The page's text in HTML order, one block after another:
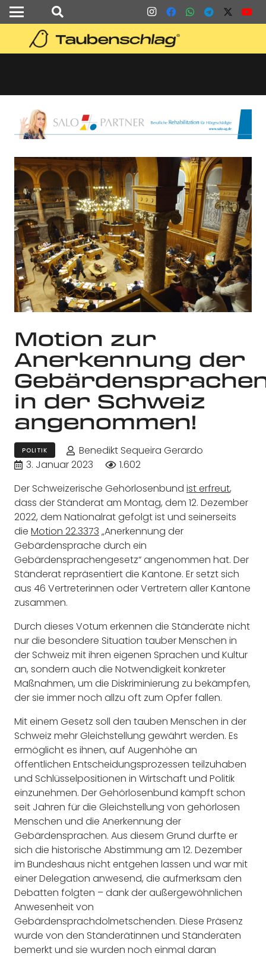
Motion zur
Anerkennung der
in der Schweiz
angenommen!
POLITIK
Benedikt Sequeira Gerardo
3. Januar 2023
1.602
Der Schweizerische Gehörlosenbund ist erfreut,
dass der Ständerat am Montag, dem 12. Dezember
2022, dem Nationalrat gefolgt ist und seinerseits
die Motion 22.3373 „Anerkennung der
Gebärdensprache durch ein
Gebärdensprachengesetz“ angenommen hat. Der
Ständerat repräsentiert die Kantone. Er setzt sich
aus 46 Vertreterinnen oder Vertretern aller Kantone
zusammen.
Durch dieses Votum erkennen die Ständeräte nicht
nur die besondere Situation tauber Menschen in
der Schweiz mit ihren eigenen Sprachen und Kultur
an, sondern auch die Notwendigkeit konkreter
Maßnahmen, um die Diskriminierung zu bekämpfen,
der sie immer noch allzu oft zum Opfer fallen.
Mit einem Gesetz soll den tauben Menschen in der
Schweiz mehr Gleichstellung gewährt werden. Es
ermöglicht es ihnen, auf Augenhöhe an
öffentlichen Entscheidungsprozessen teilzuhaben
und Schlüsselpositionen in Wirtschaft und Politik
einzunehmen. Der Gehörlosenbund kämpft schon
seit Jahren für die Gleichstellung von gehörlosen
Menschen und die Anerkennung der
Gebärdensprachen. Aus diesem Grund durfte er
sich die historische Abstimmung am 12. Dezember
im Bundeshaus nicht entgehen lassen und war mit
einer Delegation anwesend, die aufmerksam den
Debatten folgten – dank der außergewöhnlichen
Anwesenheit von
Gebärdensprachdolmetschenden. Diese Präsenz
wurde von den Ständerätinnen und Ständeräten
bemerkt und sie wurden noch einmal daran